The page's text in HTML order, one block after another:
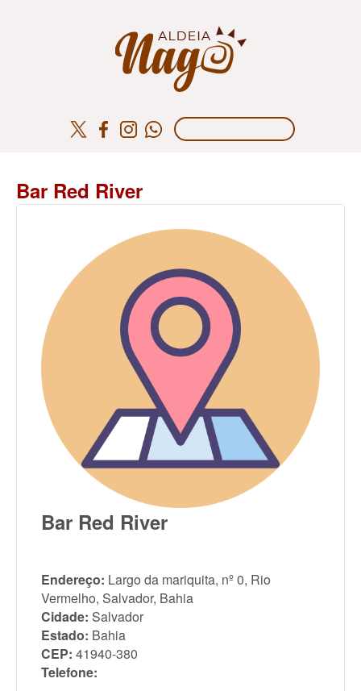
Bar Red River
Bar Red River
Endereço: Largo da mariquita, nº 0, Rio
Vermelho, Salvador, Bahia
Cidade: Salvador
Estado: Bahia
CEP: 41940-380
Telefone: